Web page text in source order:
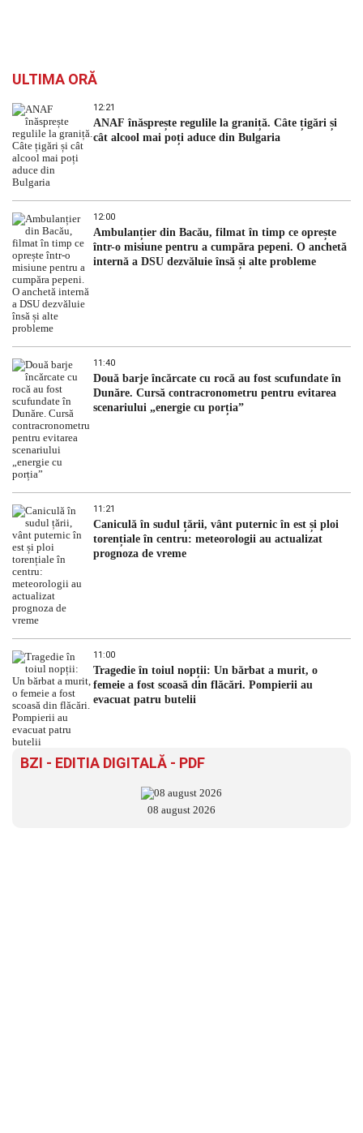
ULTIMA ORĂ
12:21
ANAF înăsprește regulile la graniță. Câte țigări și
cât alcool mai poți aduce din Bulgaria
12:00
Ambulanțier din Bacău, filmat în timp ce oprește
într-o misiune pentru a cumpăra pepeni. O anchetă
internă a DSU dezvăluie însă și alte probleme
11:40
Două barje încărcate cu rocă au fost scufundate în
Dunăre. Cursă contracronometru pentru evitarea
scenariului „energie cu porția”
11:21
Caniculă în sudul țării, vânt puternic în est și ploi
torențiale în centru: meteorologii au actualizat
prognoza de vreme
11:00
Tragedie în toiul nopții: Un bărbat a murit, o
femeie a fost scoasă din flăcări. Pompierii au
evacuat patru butelii
BZI - EDITIA DIGITALĂ - PDF
08 august 2026